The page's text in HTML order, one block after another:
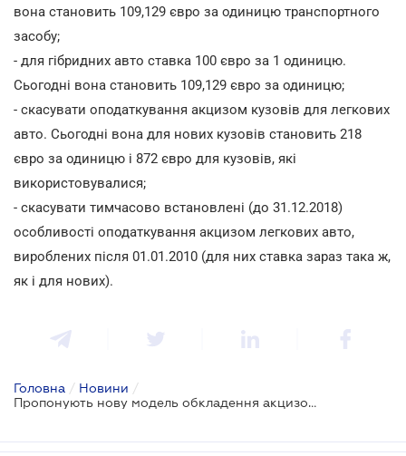
вона становить 109,129 євро за одиницю транспортного
засобу;
- для гібридних авто ставка 100 євро за 1 одиницю.
Сьогодні вона становить 109,129 євро за одиницю;
- скасувати оподаткування акцизом кузовів для легкових
авто. Сьогодні вона для нових кузовів становить 218
євро за одиницю і 872 євро для кузовів, які
використовувалися;
- скасувати тимчасово встановлені (до 31.12.2018)
особливості оподаткування акцизом легкових авто,
вироблених після 01.01.2010 (для них ставка зараз така ж,
як і для нових).
Головна / Новини /
Пропонують нову модель обкладення акцизом легкових автомобілів